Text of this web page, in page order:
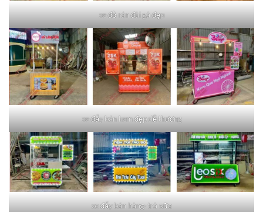
xe đồ rán đùi gà đẹp
xe đẩy bán kem đẹp dễ thương
xe đẩy bán hàng- trà sữa